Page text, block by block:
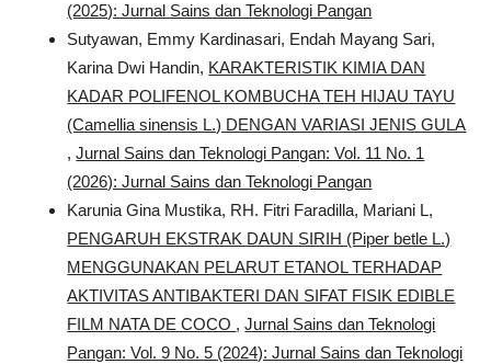
(2025): Jurnal Sains dan Teknologi Pangan
Sutyawan, Emmy Kardinasari, Endah Mayang Sari,
Karina Dwi Handin, KARAKTERISTIK KIMIA DAN
KADAR POLIFENOL KOMBUCHA TEH HIJAU TAYU
(Camellia sinensis L.) DENGAN VARIASI JENIS GULA
,Jurnal Sains dan Teknologi Pangan: Vol. 11 No. 1
(2026): Jurnal Sains dan Teknologi Pangan
Karunia Gina Mustika, RH. Fitri Faradilla, Mariani L,
PENGARUH EKSTRAK DAUN SIRIH (Piper betle L.)
MENGGUNAKAN PELARUT ETANOL TERHADAP
AKTIVITAS ANTIBAKTERI DAN SIFAT FISIK EDIBLE
FILM NATA DE COCO ,Jurnal Sains dan Teknologi
Pangan: Vol. 9 No. 5 (2024): Jurnal Sains dan Teknologi